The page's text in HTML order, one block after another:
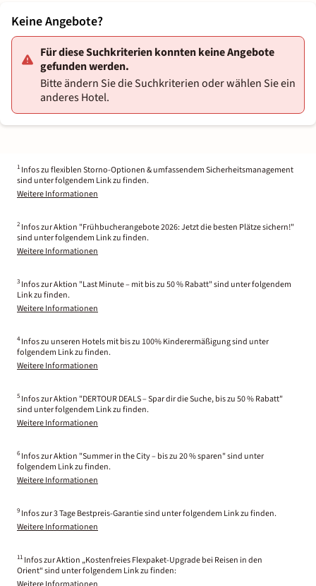
Keine Angebote?
Für diese Suchkriterien konnten keine Angebote
gefunden werden.
Bitte ändern Sie die Suchkriterien oder wählen Sie ein
anderes Hotel.
1 Infos zu flexiblen Storno-Optionen & umfassendem Sicherheitsmanagement
sind unter folgendem Link zu finden.
Weitere Informationen
2 Infos zur Aktion "Frühbucherangebote 2026: Jetzt die besten Plätze sichern!"
sind unter folgendem Link zu finden.
Weitere Informationen
3 Infos zur Aktion "Last Minute – mit bis zu 50 % Rabatt" sind unter folgendem
Link zu finden.
Weitere Informationen
4 Infos zu unseren Hotels mit bis zu 100% Kinderermäßigung sind unter
folgendem Link zu finden.
Weitere Informationen
5 Infos zur Aktion "DERTOUR DEALS – Spar dir die Suche, bis zu 50 % Rabatt"
sind unter folgendem Link zu finden.
Weitere Informationen
6 Infos zur Aktion "Summer in the City – bis zu 20 % sparen" sind unter
folgendem Link zu finden.
Weitere Informationen
9 Infos zur 3 Tage Bestpreis-Garantie sind unter folgendem Link zu finden.
Weitere Informationen
11 Infos zur Aktion „Kostenfreies Flexpaket-Upgrade bei Reisen in den
Orient“ sind unter folgendem Link zu finden: